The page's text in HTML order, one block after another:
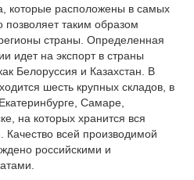
которые расположены в самых
позволяет таким образом
страны. Определенная
идет на экспорт в страны
Белоруссия и Казахстан. В
шесть крупных складов, в
Самаре,
на которых хранится вся
Качество всей производимой
российскими и